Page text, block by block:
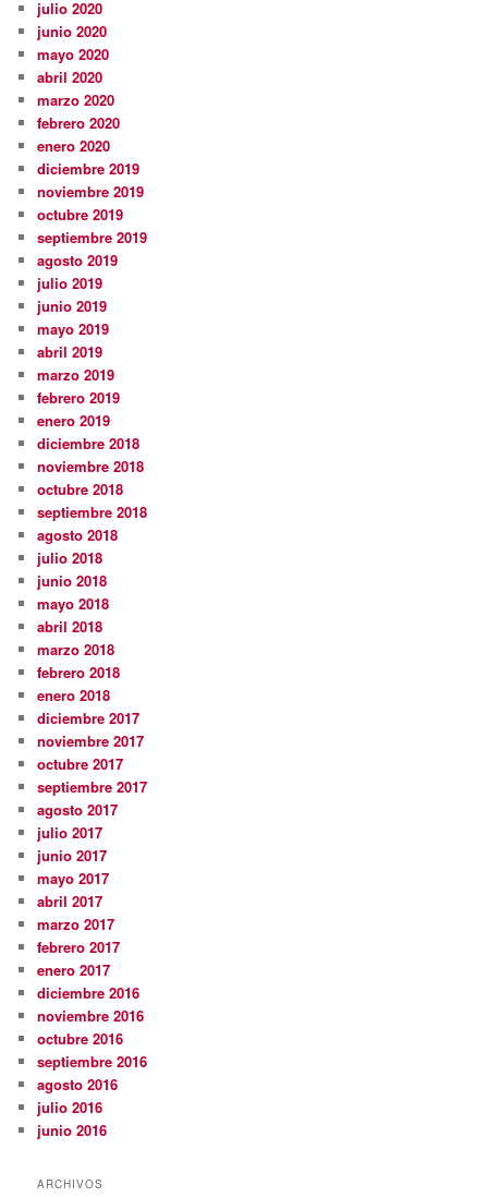
julio 2020
junio 2020
mayo 2020
abril 2020
marzo 2020
febrero 2020
enero 2020
diciembre 2019
noviembre 2019
octubre 2019
septiembre 2019
agosto 2019
julio 2019
junio 2019
mayo 2019
abril 2019
marzo 2019
febrero 2019
enero 2019
diciembre 2018
noviembre 2018
octubre 2018
septiembre 2018
agosto 2018
julio 2018
junio 2018
mayo 2018
abril 2018
marzo 2018
febrero 2018
enero 2018
diciembre 2017
noviembre 2017
octubre 2017
septiembre 2017
agosto 2017
julio 2017
junio 2017
mayo 2017
abril 2017
marzo 2017
febrero 2017
enero 2017
diciembre 2016
noviembre 2016
octubre 2016
septiembre 2016
agosto 2016
julio 2016
junio 2016
ARCHIVOS